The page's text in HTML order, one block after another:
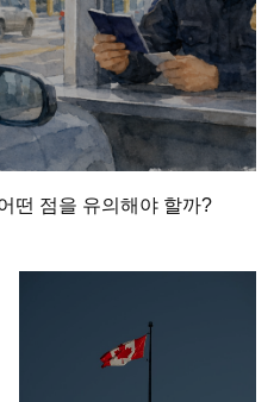
떤 점을 유의해야 할까?